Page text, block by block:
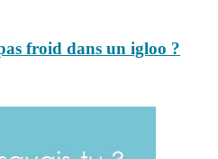
froid dans un igloo ?